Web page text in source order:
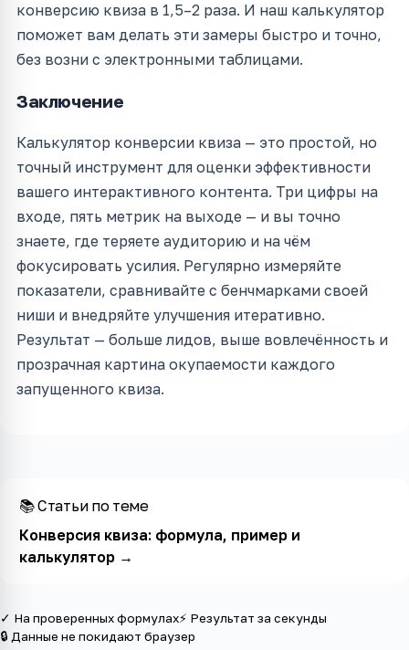
конверсию квиза в 1,5–2 раза. И наш калькулятор
поможет вам делать эти замеры быстро и точно,
без возни с электронными таблицами.
Заключение
Калькулятор конверсии квиза — это простой, но
точный инструмент для оценки эффективности
вашего интерактивного контента. Три цифры на
входе, пять метрик на выходе — и вы точно
знаете, где теряете аудиторию и на чём
фокусировать усилия. Регулярно измеряйте
показатели, сравнивайте с бенчмарками своей
ниши и внедряйте улучшения итеративно.
Результат — больше лидов, выше вовлечённость и
прозрачная картина окупаемости каждого
запущенного квиза.
📚 Статьи по теме
Конверсия квиза: формула, пример и
калькулятор→
✓ На проверенных формулах⚡ Результат за секунды
🔒 Данные не покидают браузер